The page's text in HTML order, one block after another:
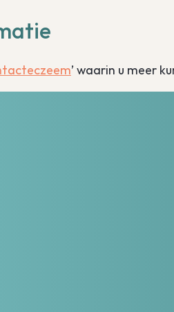
’ waarin u meer